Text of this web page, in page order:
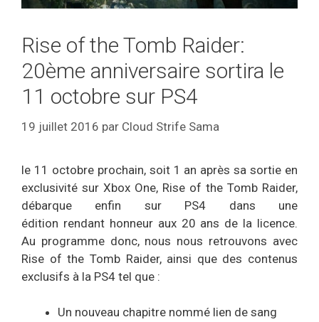
Rise of the Tomb Raider:
20ème anniversaire sortira le
11 octobre sur PS4
19 juillet 2016 par Cloud Strife Sama
le 11 octobre prochain, soit 1 an après sa sortie en
exclusivité sur Xbox One, Rise of the Tomb Raider,
débarque enfin sur PS4 dans une
édition rendant honneur aux 20 ans de la licence.
Au programme donc, nous nous retrouvons avec
Rise of the Tomb Raider, ainsi que des contenus
exclusifs à la PS4 tel que :
Un nouveau chapitre nommé lien de sang